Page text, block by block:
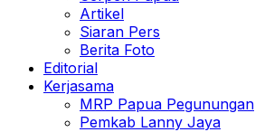
Artikel
Siaran Pers
Berita Foto
Editorial
Kerjasama
MRP Papua Pegunungan
Pemkab Lanny Jaya